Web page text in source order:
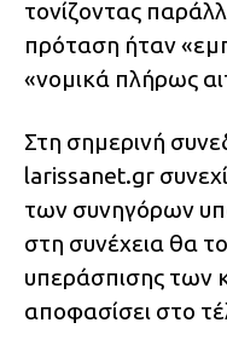
τονίζοντας
πρόταση ήταν
«νομικά πλήρως
Στη σημερινή
larissanet.gr
των συνηγόρων
στη συνέχεια θα
υπεράσπισης των
αποφασίσει στο